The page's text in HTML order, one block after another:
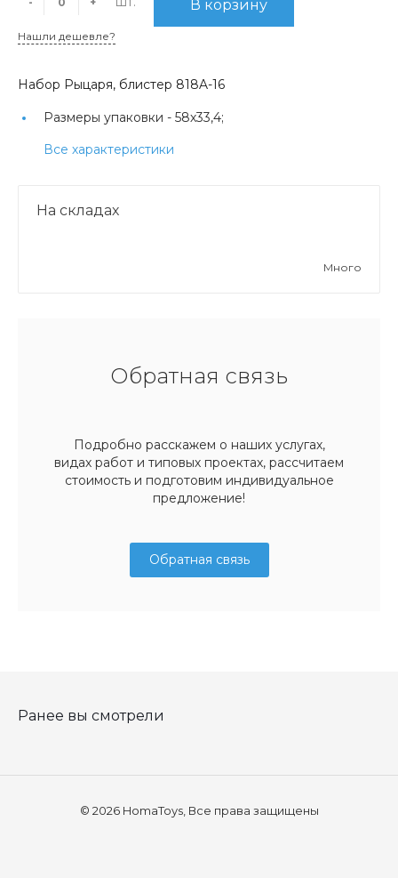
В корзину
Нашли дешевле?
Набор Рыцаря, блистер 818A-16
Размеры упаковки - 58х33,4;
Все характеристики
На складах
Много
Обратная связь
Подробно расскажем о наших услугах,
видах работ и типовых проектах, рассчитаем
стоимость и подготовим индивидуальное
предложение!
Обратная связь
Ранее вы смотрели
© 2026 HomaToys, Все права защищены